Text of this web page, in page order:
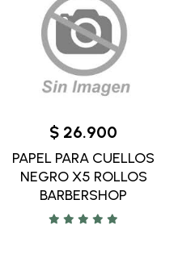
$ 26.900
PAPEL PARA CUELLOS
NEGRO X5 ROLLOS
BARBERSHOP